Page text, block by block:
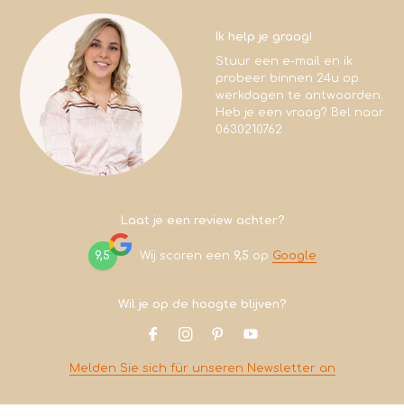
Ik help je graag!
Stuur een e-mail en ik
probeer binnen 24u op
werkdagen te antwoorden.
Heb je een vraag? Bel naar
0630210762
Laat je een review achter?
9,5 Wij scoren een 9,5 op Google
Wil je op de hoogte blijven?
Melden Sie sich für unseren Newsletter an